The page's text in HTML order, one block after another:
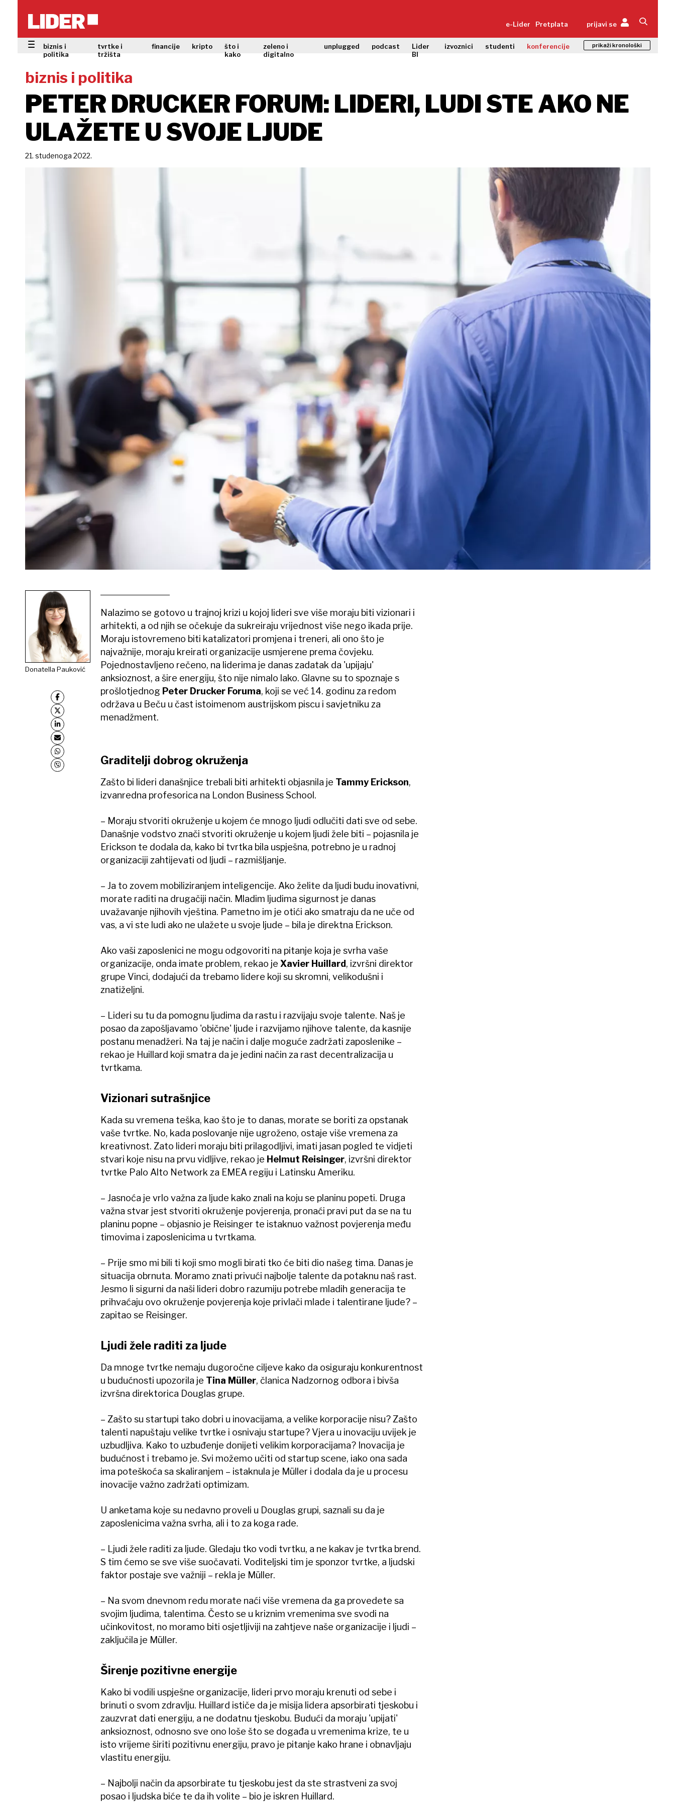
e-Lider Pretplata prijavi se
biznis i
politika
tvrtke i
tržišta
financije kripto
što i
kako
zeleno i
digitalno
unplugged podcast
Lider
BI
izvoznici studenti konferencije prikaži kronološki
biznis i politika
PETER DRUCKER FORUM: LIDERI, LUDI STE AKO NE
ULAŽETE U SVOJE LJUDE
21. studenoga 2022.
Donatella Pauković
Nalazimo se gotovo u trajnoj krizi u kojoj lideri sve više moraju biti vizionari i
arhitekti, a od njih se očekuje da sukreiraju vrijednost više nego ikada prije.
Moraju istovremeno biti katalizatori promjena i treneri, ali ono što je
najvažnije, moraju kreirati organizacije usmjerene prema čovjeku.
Pojednostavljeno rečeno, na liderima je danas zadatak da 'upijaju'
anksioznost, a šire energiju, što nije nimalo lako. Glavne su to spoznaje s
prošlotjednog Peter Drucker Foruma, koji se već 14. godinu za redom
održava u Beču u čast istoimenom austrijskom piscu i savjetniku za
menadžment.
Graditelji dobrog okruženja
Zašto bi lideri današnjice trebali biti arhitekti objasnila je Tammy Erickson,
izvanredna profesorica na London Business School.
– Moraju stvoriti okruženje u kojem će mnogo ljudi odlučiti dati sve od sebe.
Današnje vodstvo znači stvoriti okruženje u kojem ljudi žele biti – pojasnila je
Erickson te dodala da, kako bi tvrtka bila uspješna, potrebno je u radnoj
organizaciji zahtijevati od ljudi – razmišljanje.
– Ja to zovem mobiliziranjem inteligencije. Ako želite da ljudi budu inovativni,
morate raditi na drugačiji način. Mladim ljudima sigurnost je danas
uvažavanje njihovih vještina. Pametno im je otići ako smatraju da ne uče od
vas, a vi ste ludi ako ne ulažete u svoje ljude – bila je direktna Erickson.
Ako vaši zaposlenici ne mogu odgovoriti na pitanje koja je svrha vaše
organizacije, onda imate problem, rekao je Xavier Huillard, izvršni direktor
grupe Vinci, dodajući da trebamo lidere koji su skromni, velikodušni i
znatiželjni.
– Lideri su tu da pomognu ljudima da rastu i razvijaju svoje talente. Naš je
posao da zapošljavamo 'obične' ljude i razvijamo njihove talente, da kasnije
postanu menadžeri. Na taj je način i dalje moguće zadržati zaposlenike –
rekao je Huillard koji smatra da je jedini način za rast decentralizacija u
tvrtkama.
Vizionari sutrašnjice
Kada su vremena teška, kao što je to danas, morate se boriti za opstanak
vaše tvrtke. No, kada poslovanje nije ugroženo, ostaje više vremena za
kreativnost. Zato lideri moraju biti prilagodljivi, imati jasan pogled te vidjeti
stvari koje nisu na prvu vidljive, rekao je Helmut Reisinger, izvršni direktor
tvrtke Palo Alto Network za EMEA regiju i Latinsku Ameriku.
– Jasnoća je vrlo važna za ljude kako znali na koju se planinu popeti. Druga
važna stvar jest stvoriti okruženje povjerenja, pronaći pravi put da se na tu
planinu popne – objasnio je Reisinger te istaknuo važnost povjerenja među
timovima i zaposlenicima u tvrtkama.
– Prije smo mi bili ti koji smo mogli birati tko će biti dio našeg tima. Danas je
situacija obrnuta. Moramo znati privući najbolje talente da potaknu naš rast.
Jesmo li sigurni da naši lideri dobro razumiju potrebe mladih generacija te
prihvaćaju ovo okruženje povjerenja koje privlači mlade i talentirane ljude? –
zapitao se Reisinger.
Ljudi žele raditi za ljude
Da mnoge tvrtke nemaju dugoročne ciljeve kako da osiguraju konkurentnost
u budućnosti upozorila je Tina Müller, članica Nadzornog odbora i bivša
izvršna direktorica Douglas grupe.
– Zašto su startupi tako dobri u inovacijama, a velike korporacije nisu? Zašto
talenti napuštaju velike tvrtke i osnivaju startupe? Vjera u inovaciju uvijek je
uzbudljiva. Kako to uzbuđenje donijeti velikim korporacijama? Inovacija je
budućnost i trebamo je. Svi možemo učiti od startup scene, iako ona sada
ima poteškoća sa skaliranjem – istaknula je Müller i dodala da je u procesu
inovacije važno zadržati optimizam.
U anketama koje su nedavno proveli u Douglas grupi, saznali su da je
zaposlenicima važna svrha, ali i to za koga rade.
– Ljudi žele raditi za ljude. Gledaju tko vodi tvrtku, a ne kakav je tvrtka brend.
S tim ćemo se sve više suočavati. Voditeljski tim je sponzor tvrtke, a ljudski
faktor postaje sve važniji – rekla je Müller.
– Na svom dnevnom redu morate naći više vremena da ga provedete sa
svojim ljudima, talentima. Često se u kriznim vremenima sve svodi na
učinkovitost, no moramo biti osjetljiviji na zahtjeve naše organizacije i ljudi –
zaključila je Müller.
Širenje pozitivne energije
Kako bi vodili uspješne organizacije, lideri prvo moraju krenuti od sebe i
brinuti o svom zdravlju. Huillard ističe da je misija lidera apsorbirati tjeskobu i
zauzvrat dati energiju, a ne dodatnu tjeskobu. Budući da moraju 'upijati'
anksioznost, odnosno sve ono loše što se događa u vremenima krize, te u
isto vrijeme širiti pozitivnu energiju, pravo je pitanje kako hrane i obnavljaju
vlastitu energiju.
– Najbolji način da apsorbirate tu tjeskobu jest da ste strastveni za svoj
posao i ljudska biće te da ih volite – bio je iskren Huillard.